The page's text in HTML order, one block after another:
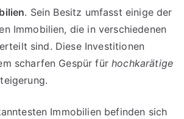
. Sein Besitz umfasst einige der
Immobilien, die in verschiedenen
sind. Diese Investitionen
scharfen Gespür fürhochkarätige
Immobilien befinden sich